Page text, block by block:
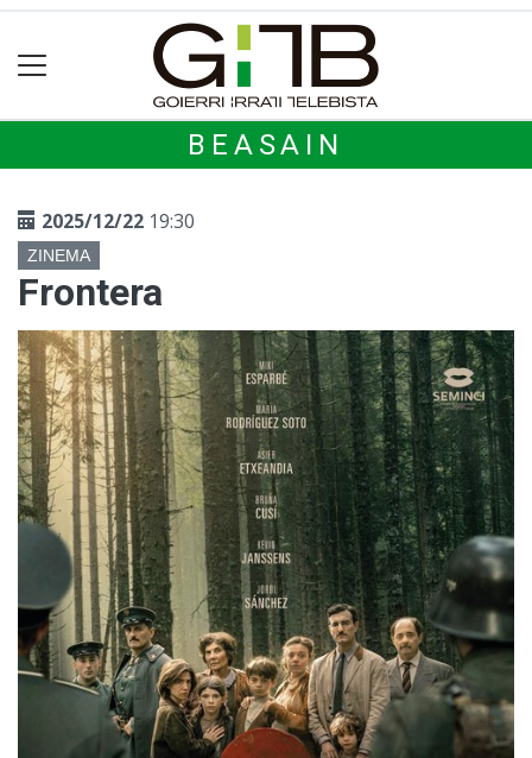
BEASAIN
2025/12/22 19:30
ZINEMA
Frontera